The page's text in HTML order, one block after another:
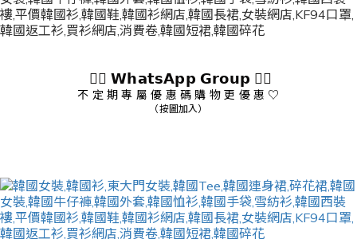
👇🏻 𝗪𝗵𝗮𝘁𝘀𝗔𝗽𝗽 𝗚𝗿𝗼𝘂𝗽 👇🏻
不 定 期 專 屬 優 惠 碼 購 物 更 優 惠 ♡
（按圖加入）